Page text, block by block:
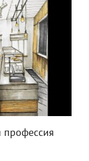
профессия